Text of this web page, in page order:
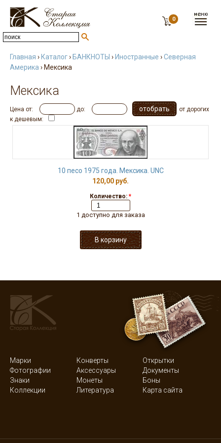
0
Главная › Каталог› БАНКНОТЫ › Иностранные ›Северная
Америка › Мексика
Мексика
Цена от: до:
от дорогих
к дешевым:
10 песо 1975 года. Мексика. UNC
120,00 руб.
Количество: *
1 доступно для заказа
Марки Конверты
Открытки
Фотографии
Аксессуары
Документы
Знаки
Монеты
Боны
Коллекции
Литература Карта сайта